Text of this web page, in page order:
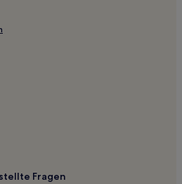
Mar
Frühstück in Santillana del Mar
Frühstück in Santander
Comillas
Fragen